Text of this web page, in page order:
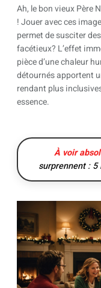
Ah, le bon vieux Père
! Jouer avec ces
permet de susciter
facétieux? L’effet
pièce d’une chaleur
détournés apportent
rendant plus
essence.
À voir
surprennent :